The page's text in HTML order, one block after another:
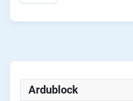
Ardublock